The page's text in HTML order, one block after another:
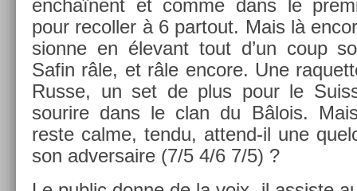
enchaînent et comme dans le
pour re­coll­er à 6 par­tout. Mais là
sion­ne en élevant tout d’un coup
Safin râle, et râle en­core. Une
Russe, un set de plus pour le
sourire dans le clan du Bâlois.
reste calme, tendu, attend-il une
son ad­versaire (7/5 4/6 7/5) ?